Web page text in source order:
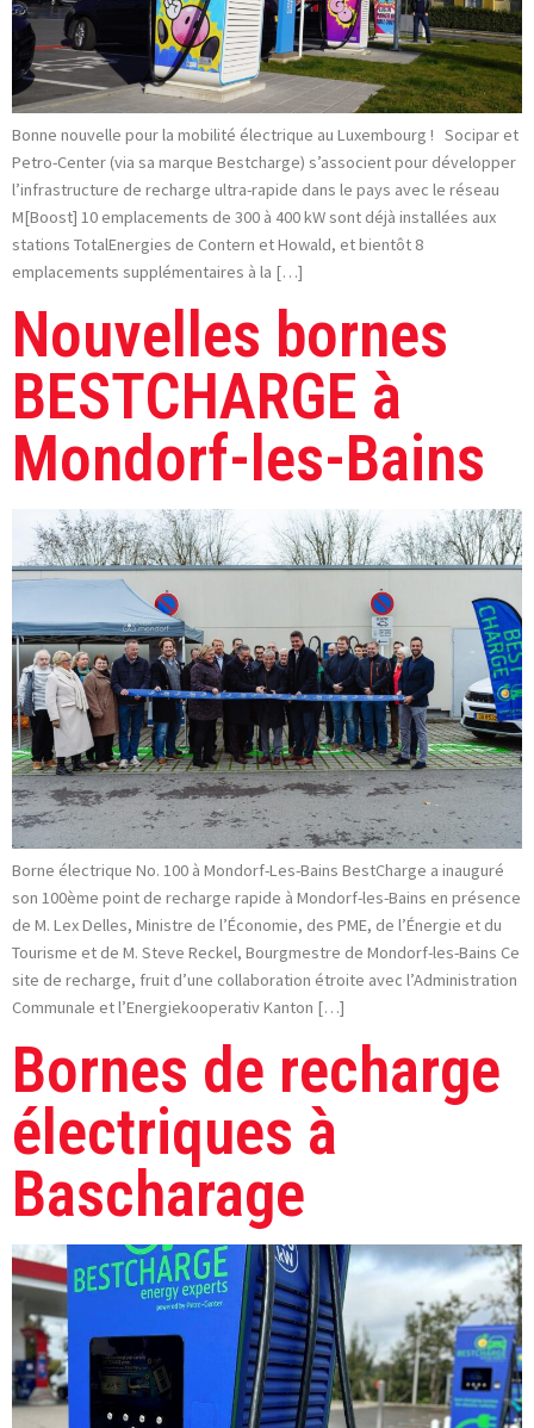
Bonne nouvelle pour la mobilité électrique au Luxembourg ! Socipar et
Petro-Center (via sa marque Bestcharge) s’associent pour développer
l’infrastructure de recharge ultra-rapide dans le pays avec le réseau
M[Boost] 10 emplacements de 300 à 400 kW sont déjà installées aux
stations TotalEnergies de Contern et Howald, et bientôt 8
emplacements supplémentaires à la […]
Nouvelles bornes
BESTCHARGE à
Mondorf-les-Bains
Borne électrique No. 100 à Mondorf-Les-Bains BestCharge a inauguré
son 100ème point de recharge rapide à Mondorf-les-Bains en présence
de M. Lex Delles, Ministre de l’Économie, des PME, de l’Énergie et du
Tourisme et de M. Steve Reckel, Bourgmestre de Mondorf-les-Bains Ce
site de recharge, fruit d’une collaboration étroite avec l’Administration
Communale et l’Energiekooperativ Kanton […]
Bornes de recharge
électriques à
Bascharage